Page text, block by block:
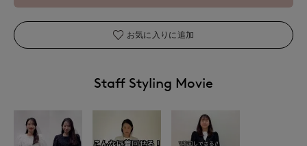
お気に入りに追加
Staff Styling Movie